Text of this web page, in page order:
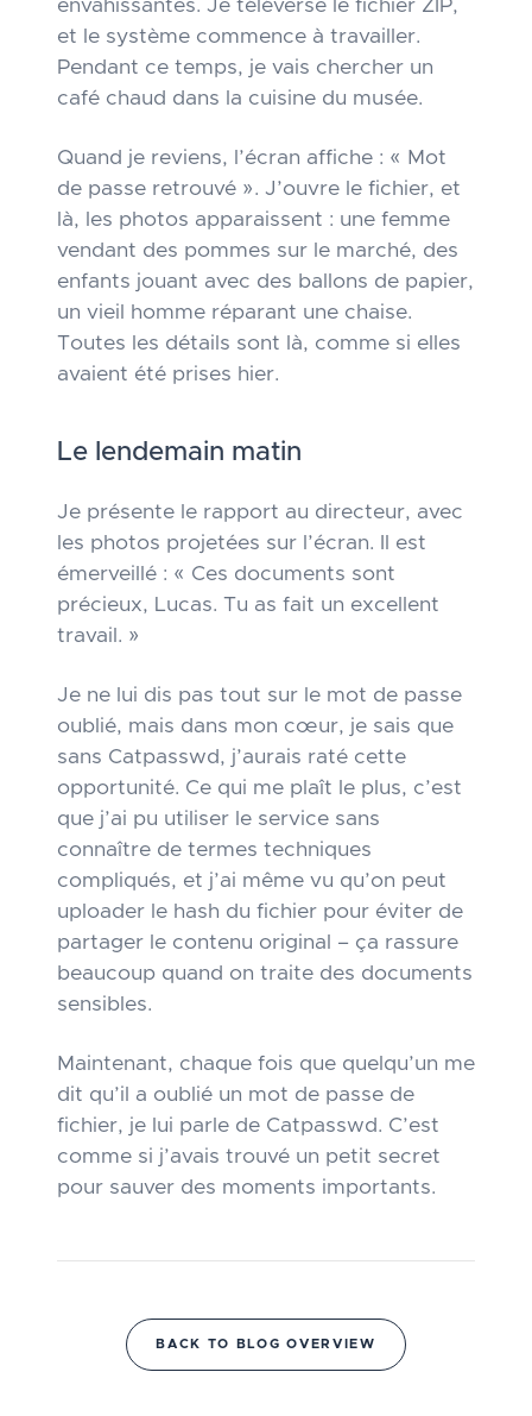
envahissantes. Je téléverse le fichier ZIP,
et le système commence à travailler.
Pendant ce temps, je vais chercher un
café chaud dans la cuisine du musée.
Quand je reviens, l’écran affiche : « Mot
de passe retrouvé ». J’ouvre le fichier, et
là, les photos apparaissent : une femme
vendant des pommes sur le marché, des
enfants jouant avec des ballons de papier,
un vieil homme réparant une chaise.
Toutes les détails sont là, comme si elles
avaient été prises hier.
Le lendemain matin
Je présente le rapport au directeur, avec
les photos projetées sur l’écran. Il est
émerveillé : « Ces documents sont
précieux, Lucas. Tu as fait un excellent
travail. »
Je ne lui dis pas tout sur le mot de passe
oublié, mais dans mon cœur, je sais que
sans Catpasswd, j’aurais raté cette
opportunité. Ce qui me plaît le plus, c’est
que j’ai pu utiliser le service sans
connaître de termes techniques
compliqués, et j’ai même vu qu’on peut
uploader le hash du fichier pour éviter de
partager le contenu original – ça rassure
beaucoup quand on traite des documents
sensibles.
Maintenant, chaque fois que quelqu’un me
dit qu’il a oublié un mot de passe de
fichier, je lui parle de Catpasswd. C’est
comme si j’avais trouvé un petit secret
pour sauver des moments importants.
BACK TO BLOG OVERVIEW